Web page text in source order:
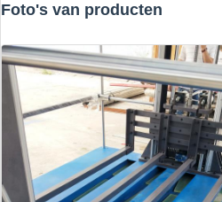
Foto's van producten